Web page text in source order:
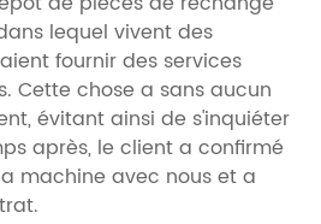
lequel vivent des
fournir des services
Cette chose a sans aucun
évitant ainsi de s'inquiéter
après, le client a confirmé
machine avec nous et a